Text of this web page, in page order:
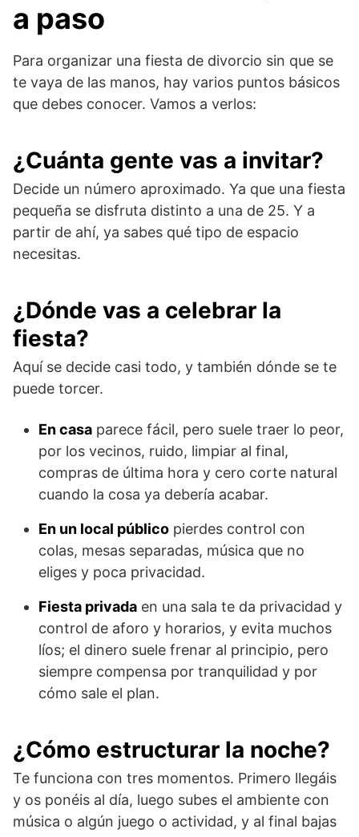
a paso
Para organizar una fiesta de divorcio sin que se
te vaya de las manos, hay varios puntos básicos
que debes conocer. Vamos a verlos:
¿Cuánta gente vas a invitar?
Decide un número aproximado. Ya que una fiesta
pequeña se disfruta distinto a una de 25. Y a
partir de ahí, ya sabes qué tipo de espacio
necesitas.
¿Dónde vas a celebrar la
fiesta?
Aquí se decide casi todo, y también dónde se te
puede torcer.
En casa parece fácil, pero suele traer lo peor,
por los vecinos, ruido, limpiar al final,
compras de última hora y cero corte natural
cuando la cosa ya debería acabar.
En un local público pierdes control con
colas, mesas separadas, música que no
eliges y poca privacidad.
Fiesta privada en una sala te da privacidad y
control de aforo y horarios, y evita muchos
líos; el dinero suele frenar al principio, pero
siempre compensa por tranquilidad y por
cómo sale el plan.
¿Cómo estructurar la noche?
Te funciona con tres momentos. Primero llegáis
y os ponéis al día, luego subes el ambiente con
música o algún juego o actividad, y al final bajas